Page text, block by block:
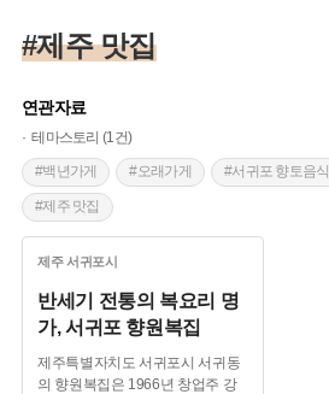
#제주 맛집
연관자료
테마스토리 (1건)
#백년가게
#오래가게 #서귀포 향토음식
#제주 맛집
제주서귀포시
반세기 전통의 복요리 명
가, 서귀포 향원복집
제주특별자치도 서귀포시 서귀동
의 향원복집은 1966년 창업주 강